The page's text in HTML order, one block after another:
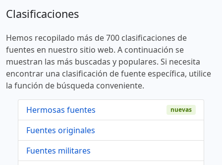
Clasificaciones
Hemos recopilado más de 700 clasificaciones de
fuentes en nuestro sitio web. A continuación se
muestran las más buscadas y populares. Si necesita
encontrar una clasificación de fuente específica, utilice
la función de búsqueda conveniente.
Hermosas fuentes nuevas
Fuentes originales
Fuentes militares